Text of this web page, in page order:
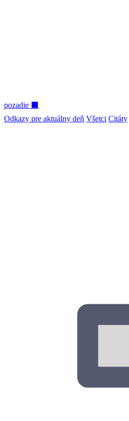
pozadie ⬛
Odkazy pre aktuálny deň Všetci Citáty